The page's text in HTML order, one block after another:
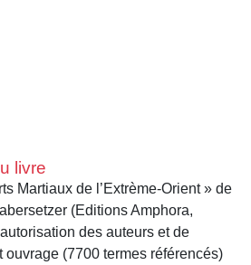
livre
Martiaux de l’Extrème-Orient » de
(Editions Amphora,
des auteurs et de
ouvrage (7700 termes référencés)